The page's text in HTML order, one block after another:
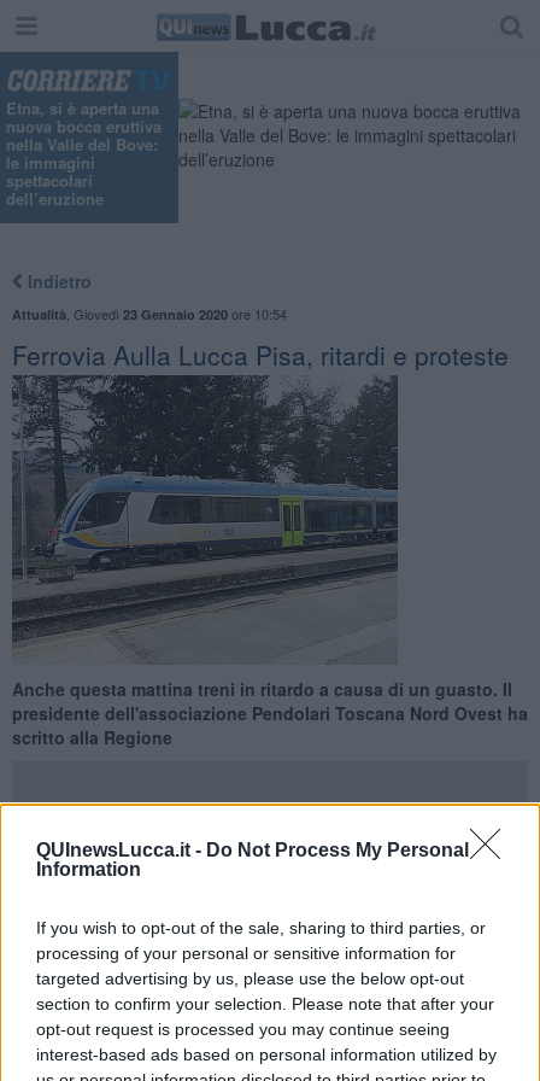
QUInewsLucca.it - Do Not Process My Personal
Information
If you wish to opt-out of the sale, sharing to third parties, or
processing of your personal or sensitive information for
targeted advertising by us, please use the below opt-out
section to confirm your selection. Please note that after your
opt-out request is processed you may continue seeing
interest-based ads based on personal information utilized by
Etna, si è aperta una
nuova bocca eruttiva
nella Valle del Bove:
le immagini
spettacolari
dell’eruzione
Indietro
Attualità Giovedì 23 Gennaio 2020ore 10:54
Ferrovia Aulla Lucca Pisa, ritardi e proteste
Anche questa mattina treni in ritardo a causa di un guasto. Il
presidente dell'associazione Pendolari Toscana Nord Ovest ha
scritto alla Regione
impianti di circolazione nella stazione diMinucciano Pieve
Casola, si sono registrati ritardi fino a mezzora. Tra i guasti più
frequenti quelli che interessano i passaggi a livello, mentre Rfi ha
avviato i lavori per la sostituzione dei binari.
"Gentile Assessore Ceccarelli - questa l'ennesima lettera inviata
giusto ieri all'assessore regionale dal presidente dell'
Associazione